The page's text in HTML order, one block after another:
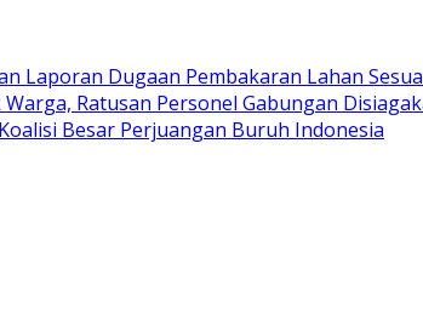
Laporan Dugaan Pembakaran Lahan
Ratusan Personel Gabungan
Besar Perjuangan Buruh Indonesia